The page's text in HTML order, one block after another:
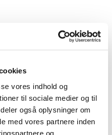
vores indhold og
til sociale medier og til
også oplysninger om
med vores partnere inden
og
kunne